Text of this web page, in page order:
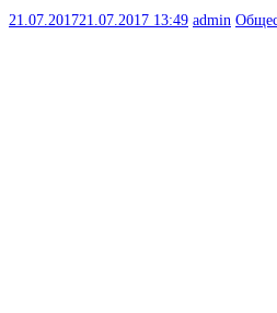
21.07.201721.07.2017 13:49 admin